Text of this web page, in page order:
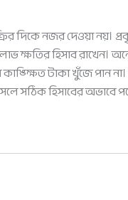
দিকে নজর দেওয়া নয়।
ক্ষতির হিসাব রাখেন।
কাঙ্ক্ষিত টাকা খুঁজে
সঠিক হিসাবের অভাবে